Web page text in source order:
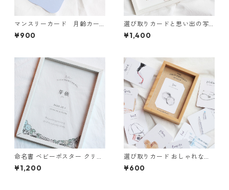
マンスリーカード 月齢カー
ド まるっこい
¥900
選び取りカードと思い出の写
真が残せる記念ポスター セッ
ト
¥1,400
命名書 ベビーポスター クリア
花と鳥
¥1,200
選び取りカード おしゃれな水
彩調 台紙付き
¥600